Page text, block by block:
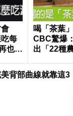
每
也不
喝「茶葉
CBC驚爆
出「22種
日健康
背部曲線就靠這3